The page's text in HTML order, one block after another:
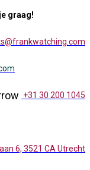
graag!
+31 30 200 1045
6, 3521 CA Utrecht